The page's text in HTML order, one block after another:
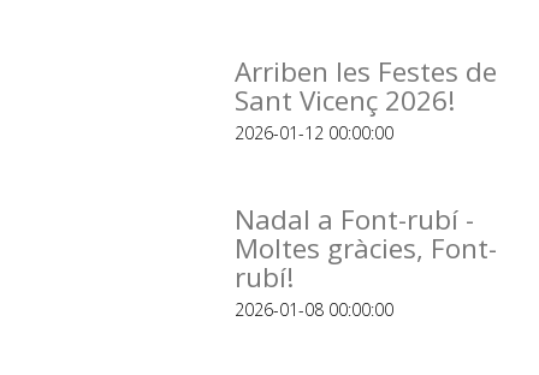
Arriben les Festes de
Sant Vicenç 2026!
2026-01-12 00:00:00
Nadal a Font-rubí -
Moltes gràcies, Font-
rubí!
2026-01-08 00:00:00